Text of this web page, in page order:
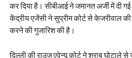
कर दिया है। सीबीआई ने जमानत अर्जी में दी गई
केंद्रीय एजेंसी ने सुप्रीम कोर्ट से केजरीवाल
करने की गुजारिश की है।
दिल्ली की राउज एवेन्यू कोर्ट ने शराब